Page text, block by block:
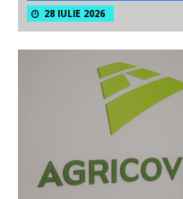
28 IULIE 2026